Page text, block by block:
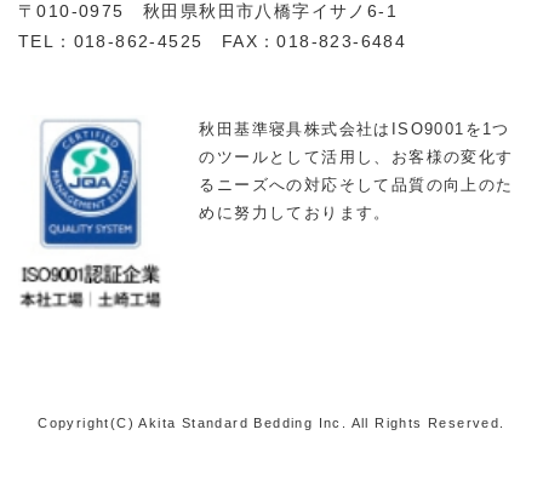
〒010-0975 秋田県秋田市八橋字イサノ6-1
TEL：018-862-4525 FAX：018-823-6484
秋田基準寝具株式会社はISO9001を1つ
のツールとして活用し、お客様の変化す
るニーズへの対応そして品質の向上のた
めに努力しております。
Copyright(C) Akita Standard Bedding Inc. All Rights Reserved.